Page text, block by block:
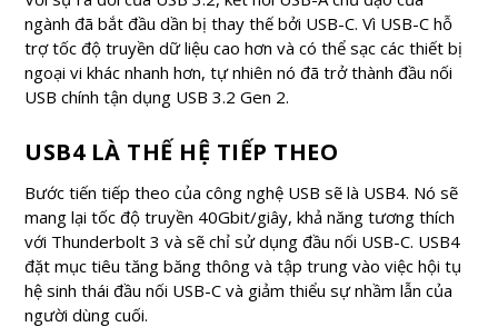
ngành đã bắt đầu dần bị thay thế bởi USB-C. Vì USB-C hỗ
trợ tốc độ truyền dữ liệu cao hơn và có thể sạc các thiết bị
ngoại vi khác nhanh hơn, tự nhiên nó đã trở thành đầu nối
USB chính tận dụng USB 3.2 Gen 2.
USB4 LÀ THẾ HỆ TIẾP THEO
Bước tiến tiếp theo của công nghệ USB sẽ là USB4. Nó sẽ
mang lại tốc độ truyền 40Gbit/giây, khả năng tương thích
với Thunderbolt 3 và sẽ chỉ sử dụng đầu nối USB-C. USB4
đặt mục tiêu tăng băng thông và tập trung vào việc hội tụ
hệ sinh thái đầu nối USB-C và giảm thiểu sự nhầm lẫn của
người dùng cuối.